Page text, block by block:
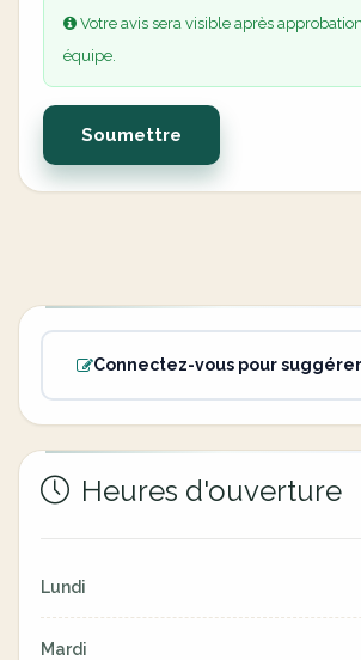
Votre avis sera visible après
équipe.
Soumettre
Connectez-vous pour
Heures d'ouverture
Lundi
Mardi